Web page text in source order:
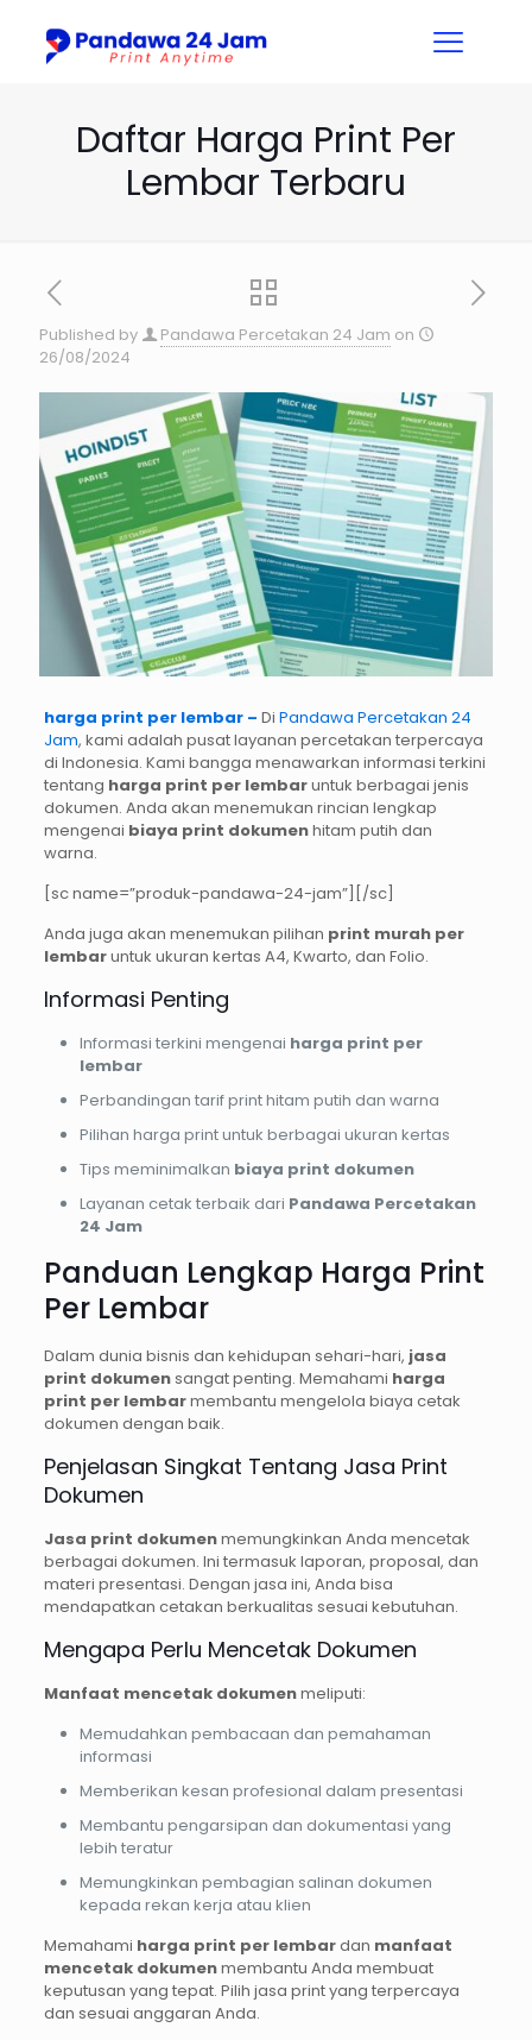
Daftar Harga Print Per
Lembar Terbaru
Published by Pandawa Percetakan 24 Jam on
26/08/2024
harga print per lembar – Di Pandawa Percetakan 24
Jam, kami adalah pusat layanan percetakan terpercaya
di Indonesia. Kami bangga menawarkan informasi terkini
tentang harga print per lembaruntuk berbagai jenis
dokumen. Anda akan menemukan rincian lengkap
mengenai biaya print dokumenhitam putih dan
warna.
[sc name=”produk-pandawa-24-jam”][/sc]
Anda juga akan menemukan pilihan print murah per
lembaruntuk ukuran kertas A4, Kwarto, dan Folio.
Informasi Penting
Informasi terkini mengenai harga print per
lembar
Perbandingan tarif print hitam putih dan warna
Pilihan harga print untuk berbagai ukuran kertas
Tips meminimalkan biaya print dokumen
Layanan cetak terbaik dari Pandawa Percetakan
24 Jam
Panduan Lengkap Harga Print
Per Lembar
Dalam dunia bisnis dan kehidupan sehari-hari, jasa
print dokumensangat penting. Memahami harga
print per lembarmembantu mengelola biaya cetak
dokumen dengan baik.
Penjelasan Singkat Tentang Jasa Print
Dokumen
Jasa print dokumenmemungkinkan Anda mencetak
berbagai dokumen. Ini termasuk laporan, proposal, dan
materi presentasi. Dengan jasa ini, Anda bisa
mendapatkan cetakan berkualitas sesuai kebutuhan.
Mengapa Perlu Mencetak Dokumen
Manfaat mencetak dokumenmeliputi:
Memudahkan pembacaan dan pemahaman
informasi
Memberikan kesan profesional dalam presentasi
Membantu pengarsipan dan dokumentasi yang
lebih teratur
Memungkinkan pembagian salinan dokumen
kepada rekan kerja atau klien
Memahami harga print per lembardan manfaat
mencetak dokumenmembantu Anda membuat
keputusan yang tepat. Pilih jasa print yang terpercaya
dan sesuai anggaran Anda.